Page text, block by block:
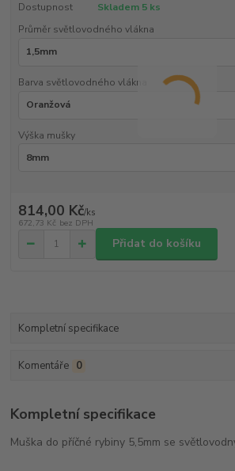
Dostupnost
Skladem 5 ks
Průměr světlovodného vlákna
Barva světlovodného vlákna
Výška mušky
814,00 Kč/ks
672,73 Kč bez DPH
Přidat do košíku
Kompletní specifikace
Komentáře 0
Kompletní specifikace
Muška do příčné rybiny 5,5mm se